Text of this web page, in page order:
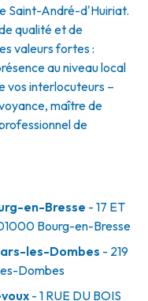
Saint-André-d'Huiriat.
qualité et de
valeurs fortes :
au niveau local
vos interlocuteurs –
maître de
de
en-Bresse - 17 ET
Bourg-en-Bresse
les-Dombes - 219
Dombes
- 1 RUE DU BOIS